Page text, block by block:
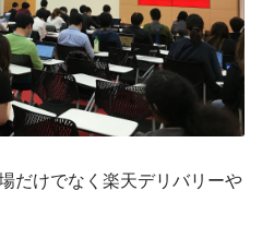
だけでなく楽天デリバリーや